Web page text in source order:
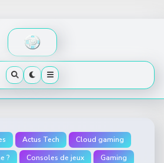
Actus Tech
Cloud gaming
?
Consoles de jeux
Gaming